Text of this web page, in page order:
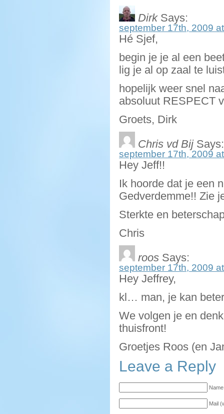
DirkSays:
september 17th, 2009
Hé Sjef,
begin je je al een
lig je al op zaal te
hopelijk weer snel
absoluut RESPECT
Groets, Dirk
Chris vd BijSays:
september 17th, 2009
Hey Jeff!!
Ik hoorde dat je een
Gedverdemme!! Zie
Sterkte en
Chris
roos Says:
september 17th, 2009
Hey Jeffrey,
kl… man, je kan
We volgen je en
thuisfront!
Groetjes Roos (en
Leave a Reply
Mail